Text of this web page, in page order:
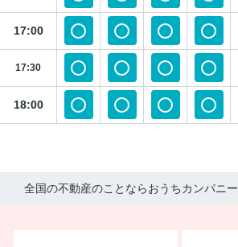
17:00
17:30
18:00
全国の不動産のことならおうちカンパニー